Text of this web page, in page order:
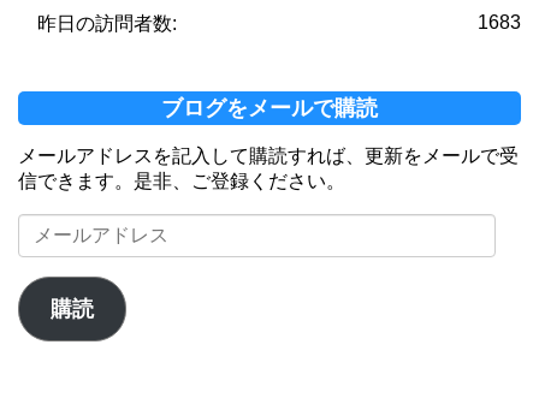
1683
昨日の訪問者数:
ブログをメールで購読
メールアドレスを記入して購読すれば、更新をメールで受
信できます。是非、ご登録ください。
メ
ー
ア
ド
購読